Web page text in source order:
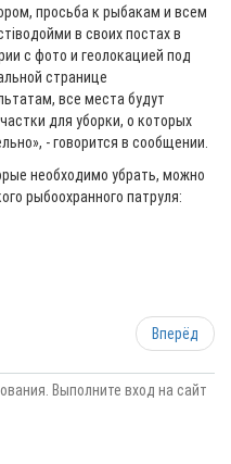
просьба к рыбакам и всем
в своих постах в
с фото и геолокацией под
странице
все места будут
для уборки, о которых
- говорится в сообщении.
необходимо убрать, можно
рыбоохранного патруля:
Вперёд
Выполните вход на сайт